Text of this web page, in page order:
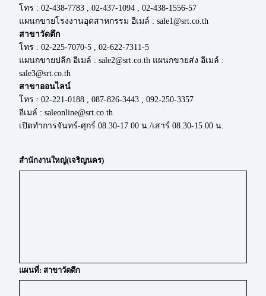
โทร : 02-438-7783 , 02-437-1094 , 02-438-1556-57
แผนกขายโรงงานอุตสาหกรรม อีเมล์ : sale1@srt.co.th
สาขาวัดตึก
โทร : 02-225-7070-5 , 02-622-7311-5
แผนกขายปลีก อีเมล์ : sale2@srt.co.th แผนกขายส่ง อีเมล์ :
sale3@srt.co.th
สาขาออนไลน์
โทร : 02-221-0188 , 087-826-3443 , 092-250-3357
อีเมล์ : saleonline@srt.co.th
เปิดทำการจันทร์-ศุกร์ 08.30-17.00 น./เสาร์ 08.30-15.00 น.
สำนักงานใหญ่(เจริญนคร)
แผนที่: สาขาวัดตึก